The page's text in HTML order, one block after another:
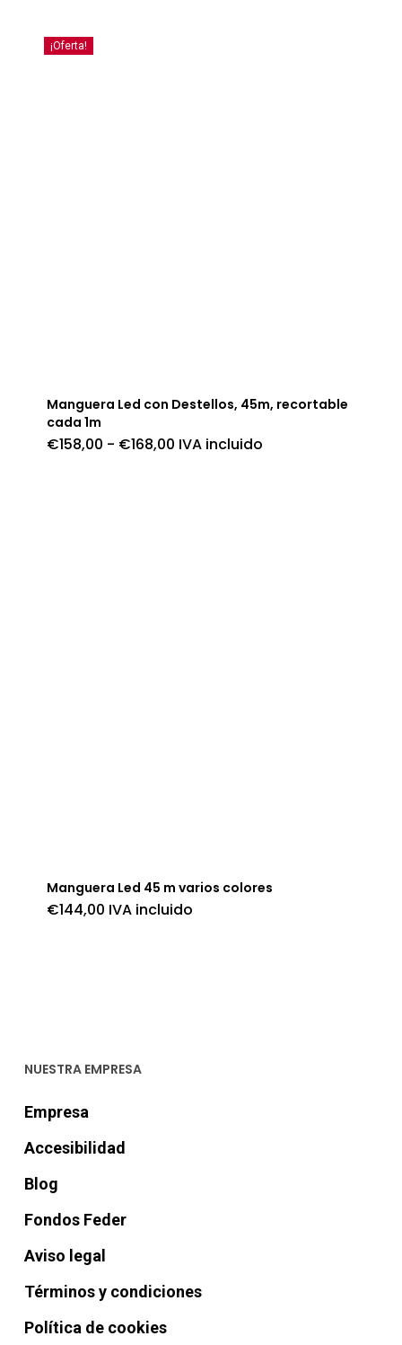
¡Oferta!
Manguera Led con Destellos, 45m, recortable
cada 1m
€158,00 - €168,00Rango
IVA incluido
Manguera Led 45 m varios colores
€144,00 IVA incluido
NUESTRA EMPRESA
Empresa
Accesibilidad
Blog
Fondos Feder
Aviso legal
Términos y condiciones
Política de cookies